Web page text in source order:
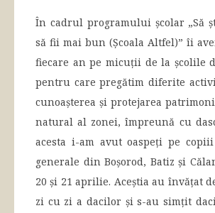
În cadrul programului școlar „Să
să fii mai bun (Școala Altfel)” îi
fiecare an pe micuții de la școlile
pentru care pregătim diferite
cunoașterea și protejarea
natural al zonei, împreună cu
acesta i-am avut oaspeți pe
generale din Boșorod, Batiz și
20 și 21 aprilie. Aceștia au învățat
zi cu zi a dacilor și s-au simțit